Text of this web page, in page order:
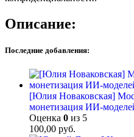
Описание:
Последние добавления:
[Юлия Новаковская]
монетизация ИИ-
Оценка 0 из 5
100,00 руб.